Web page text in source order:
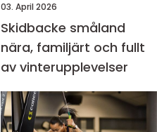
03. April 2026
Skidbacke småland
nära, familjärt och fullt
av vinterupplevelser